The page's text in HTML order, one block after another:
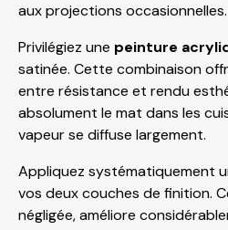
aux projections occasionnelles.
Privilégiez une peinture
satinée. Cette combinaison
entre résistance et rendu
absolument le mat dans les
vapeur se diffuse largement.
Appliquez systématiquement
vos deux couches de finition.
négligée, améliore